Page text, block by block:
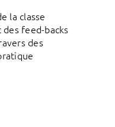
la classe
feed-backs
des